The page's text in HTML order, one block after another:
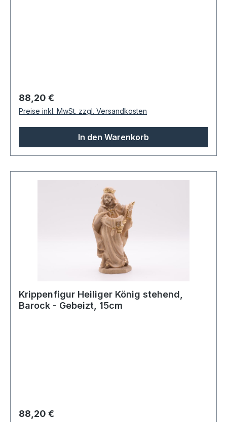
Regulärer Preis:
88,20 €
Preise inkl. MwSt. zzgl. Versandkosten
In den Warenkorb
Krippenfigur Heiliger König stehend,
Barock - Gebeizt, 15cm
Regulärer Preis:
88,20 €